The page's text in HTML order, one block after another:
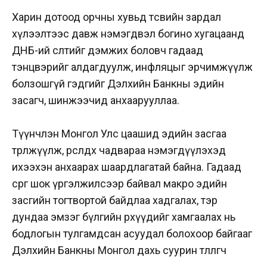
Харин дотоод орчны хувьд төсвийн зардал
хүлээлтээс давж нэмэгдвэл богино хугацаанд
ДНБ-ий өсөлтийг дэмжих боловч гадаад
тэнцвэрийг алдагдуулж, инфляцыг эрчимжүүлж
болзошгүй гэдгийг Дэлхийн Банкны эдийн
засагч, шинжээчид анхаарууллаа.
Түүнчлэн Монгол Улс цаашид эдийн засгаа
төрөлжүүлж, өрсөлдөх чадвараа нэмэгдүүлэхэд
ихээхэн анхаарах шаардлагатай байна. Гадаад
сөрөг шок үргэлжилсээр байвал макро эдийн
засгийн тогтвортой байдлаа хадгалах, тэр
дундаа эмзэг бүлгийн өрхүүдийг хамгаалах нь
бодлогын тулгамдсан асуудал болохоор байгааг
Дэлхийн Банкны Монгол дахь суурин төлөөлөгч